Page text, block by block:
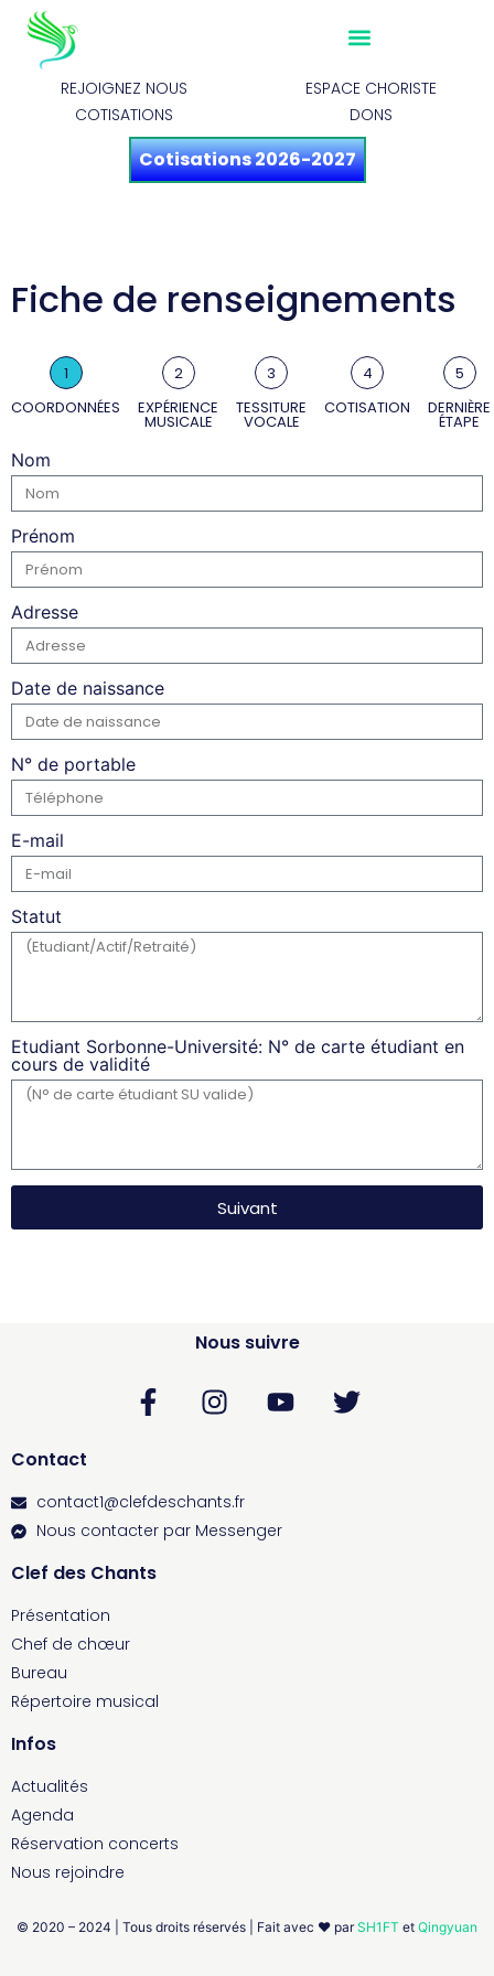
REJOIGNEZ NOUS
ESPACE CHORISTE
COTISATIONS
DONS
Cotisations 2026-2027
Fiche de renseignements
1
COORDONNÉES
2
EXPÉRIENCE
MUSICALE
3
TESSITURE
VOCALE
4
COTISATION
5
DERNIÈRE
ÉTAPE
Nom
Prénom
Adresse
Date de naissance
N° de portable
E-mail
Statut
Etudiant Sorbonne-Université: N° de carte étudiant en
cours de validité
Suivant
Nous suivre
Contact
contact1@clefdeschants.fr
Nous contacter par Messenger
Clef des Chants
Présentation
Chef de chœur
Bureau
Répertoire musical
Infos
Actualités
Agenda
Réservation concerts
Nous rejoindre
© 2020 – 2024 | Tous droits réservés | Fait avec ♥ parSH1FT ​ et Qingyuan